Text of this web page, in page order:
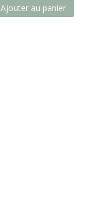
Ajouter au panier